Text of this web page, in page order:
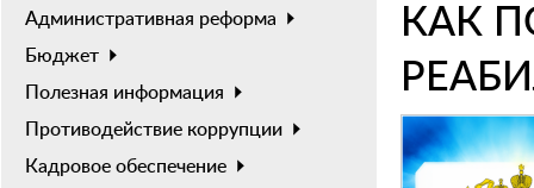
Административная реформа
Бюджет
Полезная информация
Противодействие коррупции
Кадровое обеспечение
КАК